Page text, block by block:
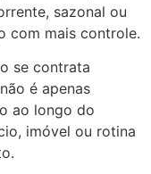
sazonal ou
com mais controle.
se contrata
é apenas
ao longo do
imóvel ou rotina